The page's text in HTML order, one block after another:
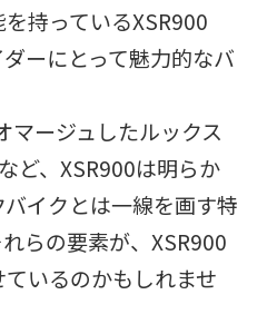
持っているXSR900
ーにとって魅力的なバ
マージュしたルックス
ど、XSR900は明らか
イクとは一線を画す特
らの要素が、XSR900
いるのかもしれませ